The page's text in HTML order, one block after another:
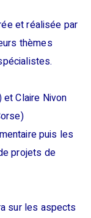
et réalisée par
thèmes
et Claire Nivon
puis les
projets de
sur les aspects